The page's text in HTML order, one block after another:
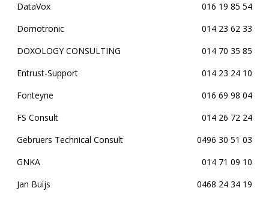
DataVox
016 19 85 54
Domotronic
014 23 62 33
DOXOLOGY CONSULTING
014 70 35 85
Entrust-Support
014 23 24 10
Fonteyne
016 69 98 04
FS Consult
014 26 72 24
Gebruers Technical Consult
0496 30 51 03
GNKA
014 71 09 10
Jan Buijs
0468 24 34 19